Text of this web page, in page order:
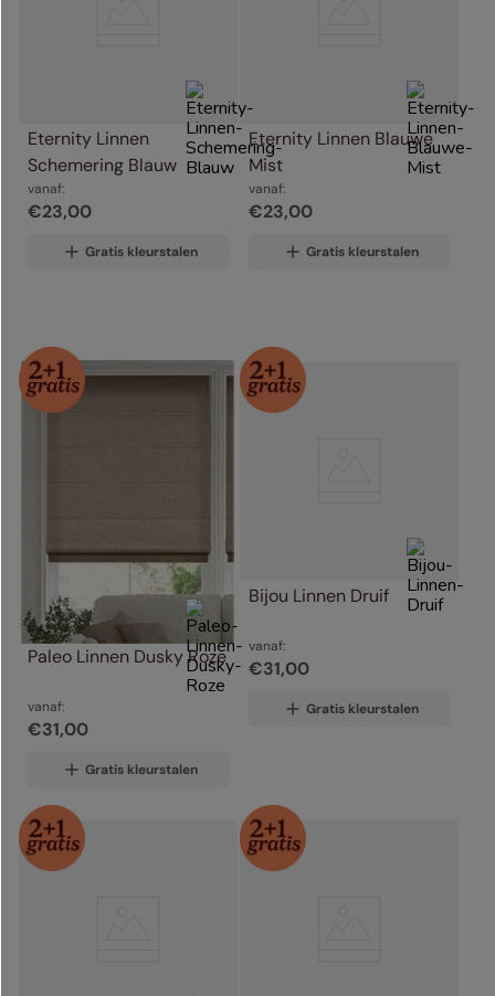
Eternity Linnen
Schemering Blauw
vanaf:
€23,00
Gratis kleurstalen
Eternity Linnen Blauwe
Mist
vanaf:
€23,00
Gratis kleurstalen
Paleo Linnen Dusky Roze
vanaf:
€31,00
Gratis kleurstalen
Bijou Linnen Druif
vanaf:
€31,00
Gratis kleurstalen